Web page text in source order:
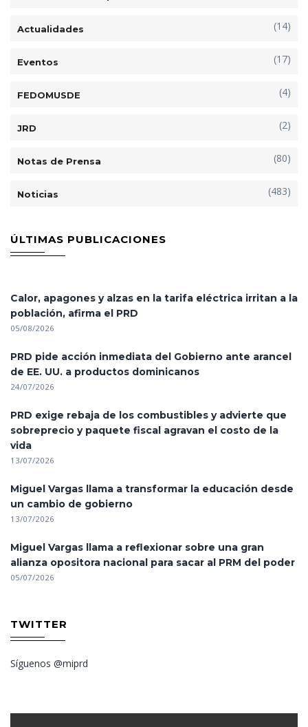
Actualidades (14)
Eventos (17)
FEDOMUSDE (4)
JRD (2)
Notas de Prensa (80)
Noticias (483)
ÚLTIMAS PUBLICACIONES
Calor, apagones y alzas en la tarifa eléctrica irritan a la
población, afirma el PRD
05/08/2026
PRD pide acción inmediata del Gobierno ante arancel
de EE. UU. a productos dominicanos
24/07/2026
PRD exige rebaja de los combustibles y advierte que
sobreprecio y paquete fiscal agravan el costo de la
vida
13/07/2026
Miguel Vargas llama a transformar la educación desde
un cambio de gobierno
13/07/2026
Miguel Vargas llama a reflexionar sobre una gran
alianza opositora nacional para sacar al PRM del poder
05/07/2026
TWITTER
Síguenos @miprd